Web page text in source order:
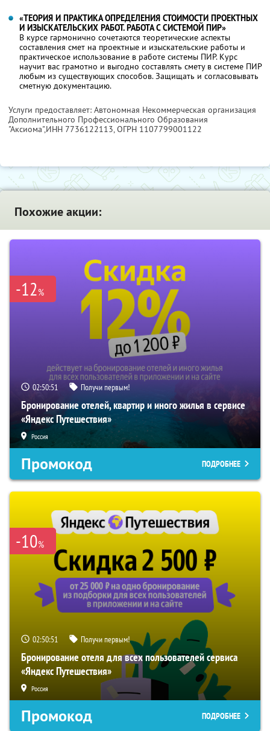
«ТЕОРИЯ И ПРАКТИКА ОПРЕДЕЛЕНИЯ СТОИМОСТИ ПРОЕКТНЫХ
И ИЗЫСКАТЕЛЬСКИХ РАБОТ. РАБОТА С СИСТЕМОЙ ПИР»
В курсе гармонично сочетаются теоретические аспекты
составления смет на проектные и изыскательские работы и
практическое использование в работе системы ПИР. Курс
научит вас грамотно и выгодно составлять смету в системе ПИР
любым из существующих способов. Защищать и согласовывать
сметную документацию.
Услуги предоставляет: Автономная Некоммерческая организация
Дополнительного Профессионального Образования
"Аксиома",ИНН 7736122113, ОГРН 1107799001122
Похожие акции:
-12%
02:50:50 Получи первым!
Бронирование отелей, квартир и иного жилья в сервисе
«Яндекс Путешествия»
Россия
Промокод ПОДРОБНЕЕ
-10%
02:50:50 Получи первым!
Бронирование отеля для всех пользователей сервиса
«Яндекс Путешествия»
Россия
Промокод ПОДРОБНЕЕ